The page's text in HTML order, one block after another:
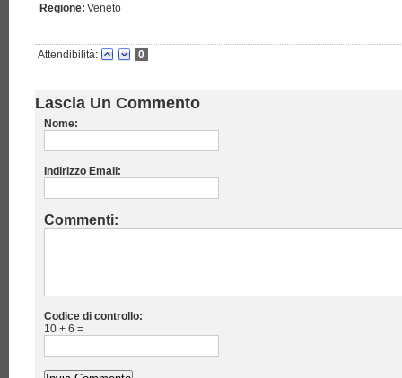
Regione: Veneto
Attendibilità: 0
Lascia Un Commento
Nome:
Indirizzo Email:
Commenti:
Codice di controllo:
10 + 6 =